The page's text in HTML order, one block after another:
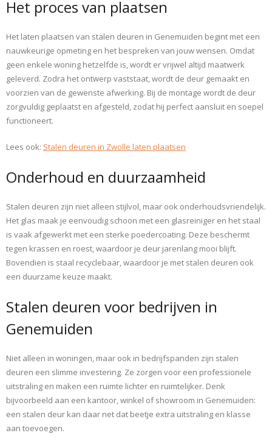
Het proces van plaatsen
Het laten plaatsen van stalen deuren in Genemuiden begint met een
nauwkeurige opmeting en het bespreken van jouw wensen. Omdat
geen enkele woning hetzelfde is, wordt er vrijwel altijd maatwerk
geleverd. Zodra het ontwerp vaststaat, wordt de deur gemaakt en
voorzien van de gewenste afwerking. Bij de montage wordt de deur
zorgvuldig geplaatst en afgesteld, zodat hij perfect aansluit en soepel
functioneert.
Lees ook: Stalen deuren in Zwolle laten plaatsen
Onderhoud en duurzaamheid
Stalen deuren zijn niet alleen stijlvol, maar ook onderhoudsvriendelijk.
Het glas maak je eenvoudig schoon met een glasreiniger en het staal
is vaak afgewerkt met een sterke poedercoating. Deze beschermt
tegen krassen en roest, waardoor je deur jarenlang mooi blijft.
Bovendien is staal recyclebaar, waardoor je met stalen deuren ook
een duurzame keuze maakt.
Stalen deuren voor bedrijven in
Genemuiden
Niet alleen in woningen, maar ook in bedrijfspanden zijn stalen
deuren een slimme investering. Ze zorgen voor een professionele
uitstraling en maken een ruimte lichter en ruimtelijker. Denk
bijvoorbeeld aan een kantoor, winkel of showroom in Genemuiden:
een stalen deur kan daar net dat beetje extra uitstraling en klasse
aan toevoegen.